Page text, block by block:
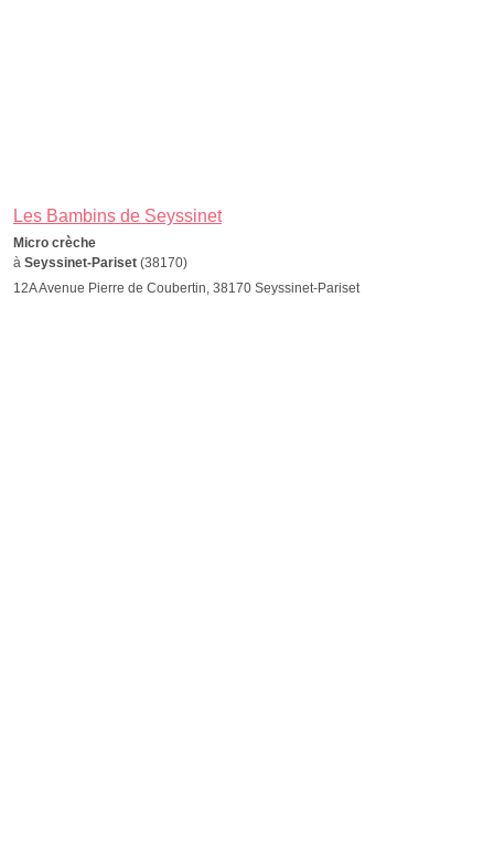
Les Bambins de Seyssinet
Micro crèche
à Seyssinet-Pariset (38170)
12A Avenue Pierre de Coubertin, 38170 Seyssinet-Pariset